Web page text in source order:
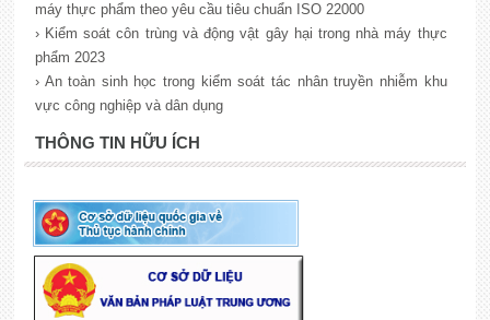
máy thực phẩm theo yêu cầu tiêu chuẩn ISO 22000
› Kiểm soát côn trùng và động vật gây hại trong nhà máy thực
phẩm 2023
› An toàn sinh học trong kiểm soát tác nhân truyền nhiễm khu
vực công nghiệp và dân dụng
THÔNG TIN HỮU ÍCH